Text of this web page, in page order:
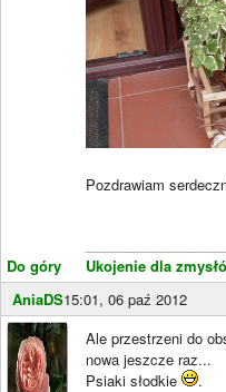
Do góry
Pozdrawiam
Ukojenie dla
AniaDS15:01, 06 paź 2012
Ale przestrzeni do
nowa jeszcze raz...
Psiaki słodkie
.